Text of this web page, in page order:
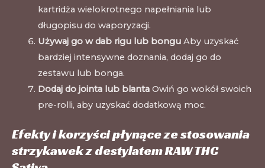
kartridża wielokrotnego napełniania lub
długopisu do waporyzacji.
Używaj go w dab rigu lub bonguAby uzyskać
bardziej intensywne doznania, dodaj go do
zestawu lub bonga.
Dodaj do jointa lub blantaOwiń go wokół swoich
pre-rolli, aby uzyskać dodatkową moc.
Efekty i korzyści płynące ze stosowania
strzykawek z destylatem RAW THC